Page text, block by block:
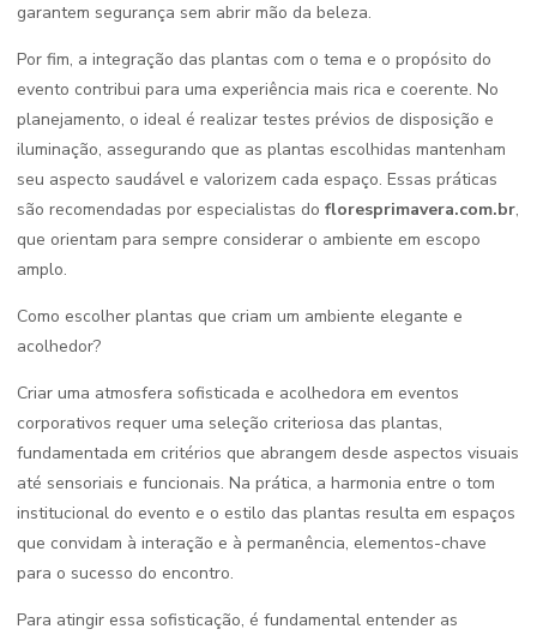
garantem segurança sem abrir mão da beleza.
Por fim, a integração das plantas com o tema e o propósito do
evento contribui para uma experiência mais rica e coerente. No
planejamento, o ideal é realizar testes prévios de disposição e
iluminação, assegurando que as plantas escolhidas mantenham
seu aspecto saudável e valorizem cada espaço. Essas práticas
são recomendadas por especialistas do floresprimavera.com.br,
que orientam para sempre considerar o ambiente em escopo
amplo.
Como escolher plantas que criam um ambiente elegante e
acolhedor?
Criar uma atmosfera sofisticada e acolhedora em eventos
corporativos requer uma seleção criteriosa das plantas,
fundamentada em critérios que abrangem desde aspectos visuais
até sensoriais e funcionais. Na prática, a harmonia entre o tom
institucional do evento e o estilo das plantas resulta em espaços
que convidam à interação e à permanência, elementos-chave
para o sucesso do encontro.
Para atingir essa sofisticação, é fundamental entender as